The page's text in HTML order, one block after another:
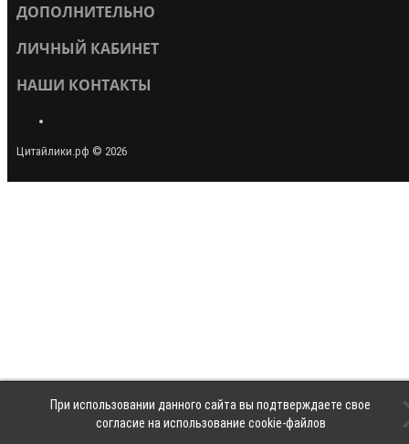
При использовании данного сайта вы подтверждаете свое
согласие на использование cookie-файлов
ДОПОЛНИТЕЛЬНО
ЛИЧНЫЙ КАБИНЕТ
НАШИ КОНТАКТЫ
Цитайлики.рф © 2026